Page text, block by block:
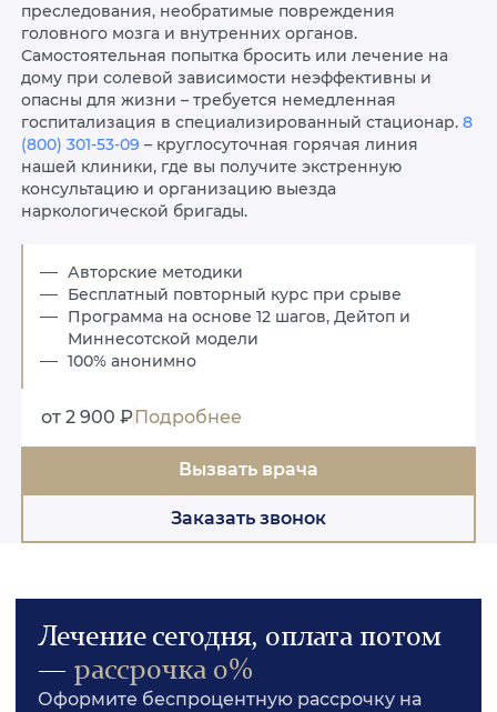
преследования, необратимые повреждения
головного мозга и внутренних органов.
Самостоятельная попытка бросить или лечение на
дому при солевой зависимости неэффективны и
опасны для жизни – требуется немедленная
госпитализация в специализированный стационар. 8
(800) 301-53-09 – круглосуточная горячая линия
нашей клиники, где вы получите экстренную
консультацию и организацию выезда
наркологической бригады.
Авторские методики
Бесплатный повторный курс при срыве
Программа на основе 12 шагов, Дейтоп и
Миннесотской модели
100% анонимно
от 2 900 ₽Подробнее
Вызвать врача
Заказать звонок
Лечение сегодня, оплата потом
— рассрочка 0%
Оформите беспроцентную рассрочку на